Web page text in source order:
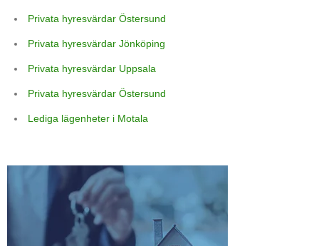
Privata hyresvärdar Östersund
Privata hyresvärdar Jönköping
Privata hyresvärdar Uppsala
Privata hyresvärdar Östersund
Lediga lägenheter i Motala